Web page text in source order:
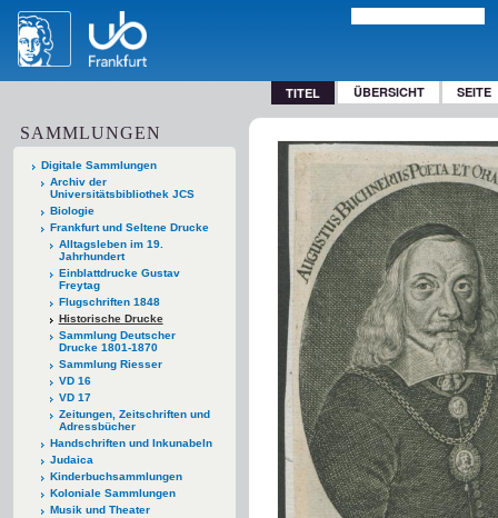
TITEL ÜBERSICHT SEITE
SAMMLUNGEN
Digitale Sammlungen
Archiv der
Universitätsbibliothek JCS
Biologie
Frankfurt und Seltene Drucke
Alltagsleben im 19.
Jahrhundert
Einblattdrucke Gustav
Freytag
Flugschriften 1848
Historische Drucke
Sammlung Deutscher
Drucke 1801-1870
Sammlung Riesser
VD 16
VD 17
Zeitungen, Zeitschriften und
Adressbücher
Handschriften und Inkunabeln
Judaica
Kinderbuchsammlungen
Koloniale Sammlungen
Musik und Theater